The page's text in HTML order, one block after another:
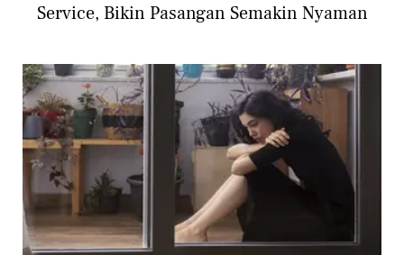
Service, Bikin Pasangan Semakin Nyaman